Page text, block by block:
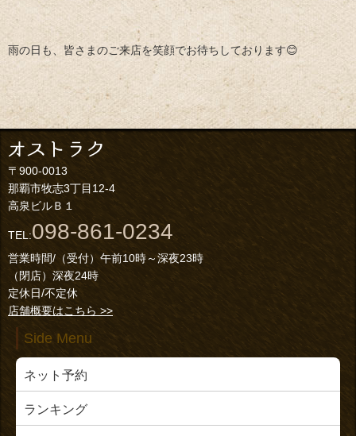
雨の日も、皆さまのご来店を笑顔でお待ちしております😊
〒900-0013
那覇市牧志3丁目12-4
高泉ビルＢ１
TEL:098-861-0234
営業時間/（受付）午前10時～深夜23時
（閉店）深夜24時
定休日/不定休
店舗概要はこちら >>
Side Menu
ネット予約
ランキング